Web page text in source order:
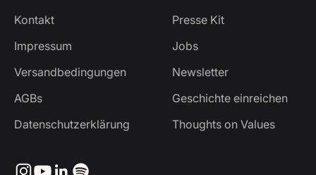
Kontakt
Impressum
Versandbedingungen
AGBs
Datenschutzerklärung
Presse Kit
Jobs
Newsletter
Geschichte einreichen
Thoughts on Values